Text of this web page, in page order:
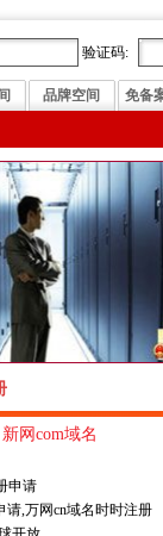
验证码:
品牌空间 免备
新网com域名
申请
请,万网cn域名时时注册